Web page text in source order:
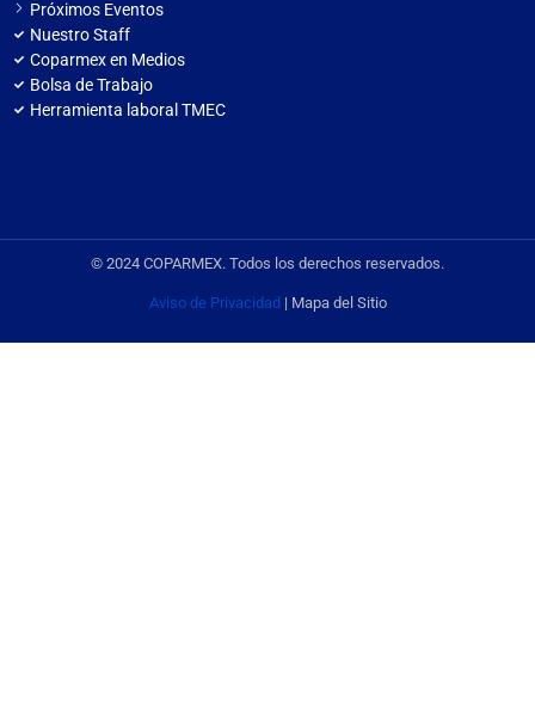
Próximos Eventos
Nuestro Staff
Coparmex en Medios
Bolsa de Trabajo
Herramienta laboral TMEC
© 2024 COPARMEX. Todos los derechos reservados.
Aviso de Privacidad| Mapa del Sitio